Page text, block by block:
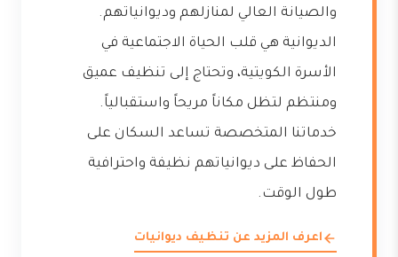
والصيانة العالي لمنازلهم وديوانياتهم.
الديوانية هي قلب الحياة الاجتماعية في
الأسرة الكويتية، وتحتاج إلى تنظيف عميق
ومنتظم لتظل مكاناً مريحاً واستقبالياً.
خدماتنا المتخصصة تساعد السكان على
الحفاظ على ديوانياتهم نظيفة واحترافية
طول الوقت.
اعرف المزيد عن تنظيف ديوانيات